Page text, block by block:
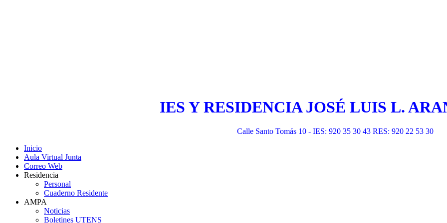
IES Y RESIDENCIA JOSÉ LUIS L.
Calle Santo Tomás 10 - IES: 920 35 30 43 RES: 920 22 53 30
Inicio
Aula Virtual Junta
Correo Web
Residencia
Personal
Cuaderno Residente
AMPA
Noticias
Boletines UTENS